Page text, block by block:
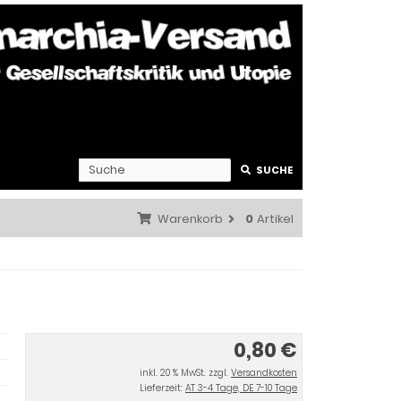
SUCHE
Warenkorb 0 Artikel
0,80 €
inkl. 20 % MwSt. zzgl. Versandkosten
Lieferzeit: AT 3-4 Tage, DE 7-10 Tage